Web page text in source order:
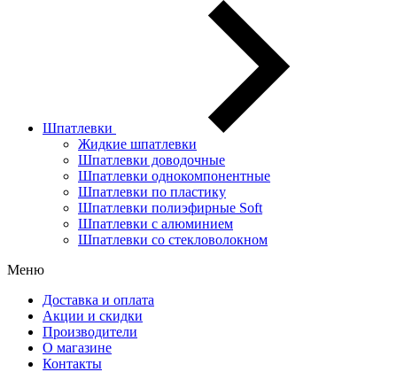
Шпатлевки
Жидкие шпатлевки
Шпатлевки доводочные
Шпатлевки однокомпонентные
Шпатлевки по пластику
Шпатлевки полиэфирные Soft
Шпатлевки с алюминием
Шпатлевки со стекловолокном
Меню
Доставка и оплата
Акции и скидки
Производители
О магазине
Контакты